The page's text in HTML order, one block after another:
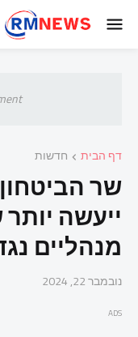
דף הבית חדשות
שר
ייעשה
מנהליים
נובמבר 22, 2024
ADS